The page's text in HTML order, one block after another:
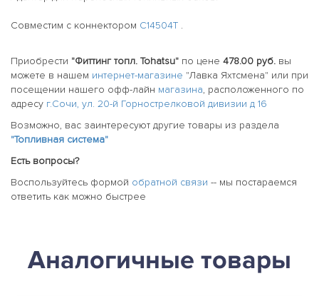
Совместим с коннектором C14504T .
Приобрести "Фиттинг топл. Tohatsu" по цене 478.00 руб. вы
можете в нашем интернет-магазине "Лавка Яхтсмена" или при
посещении нашего офф-лайн магазина, расположенного по
адресу г.Сочи, ул. 20-й Горнострелковой дивизии д 16
Возможно, вас заинтересуют другие товары из раздела
"Топливная система"
Есть вопросы?
Воспользуйтесь формой обратной связи -- мы постараемся
ответить как можно быстрее
Аналогичные товары